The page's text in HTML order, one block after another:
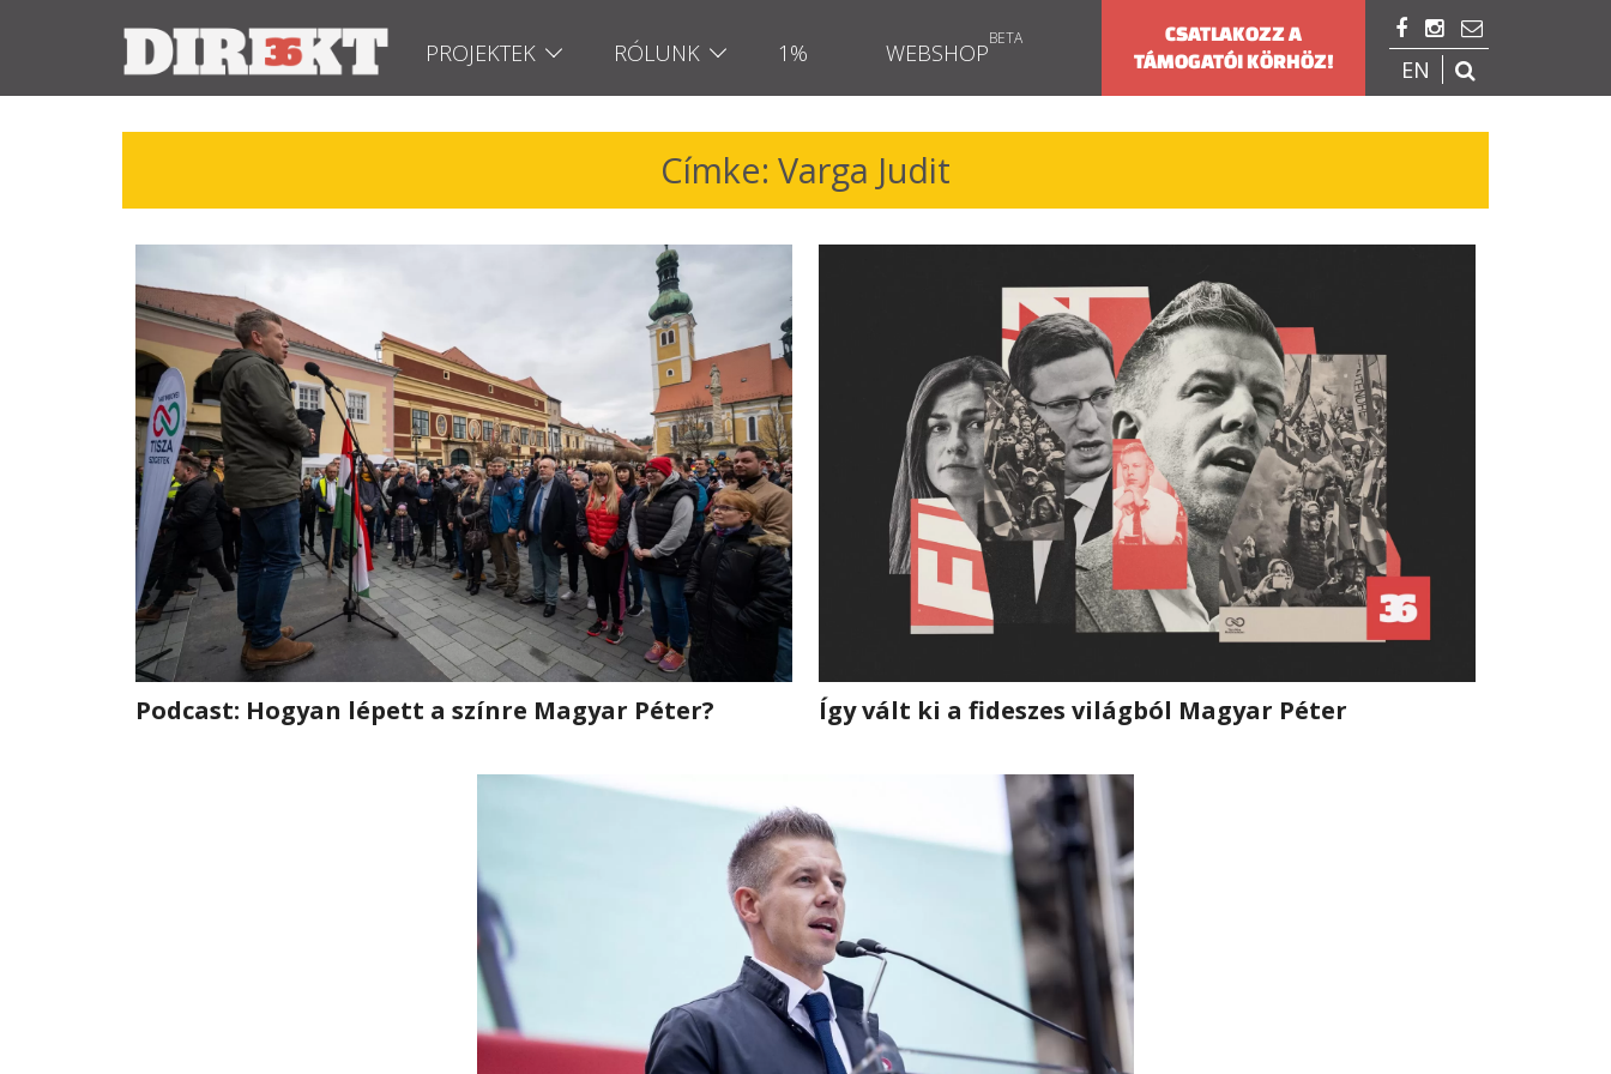
PROJEKTEK RÓLUNK 1% WEBSHOP
  
EN 
CSATLAKOZZ A
TÁMOGATÓI KÖRHÖZ!
Címke: Varga Judit
Podcast: Hogyan lépett a színre Magyar Péter? Így vált ki a fideszes világból Magyar Péter